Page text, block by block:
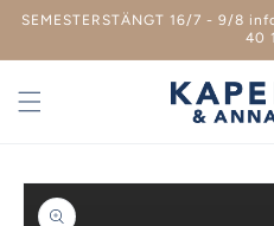
vidare
innehåll
SEMESTERSTÄNGT 16/7 - 9/8
40
vidare till